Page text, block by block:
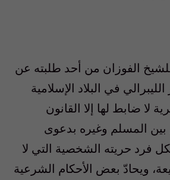
الفوزان من أحد طلبته عن
في البلاد الإسلامية
لا ضابط لها إلا القانون
المسلم وغيره بدعوى
فرد حريته الشخصية التي لا
ويحادّ بعض الأحكام الشرعية